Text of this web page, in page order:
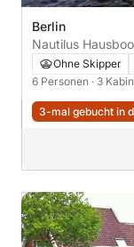
Berlin
Nautilus
führerscheinfrei
Ohne Skipper
6 Personen · 3
3-mal gebucht in